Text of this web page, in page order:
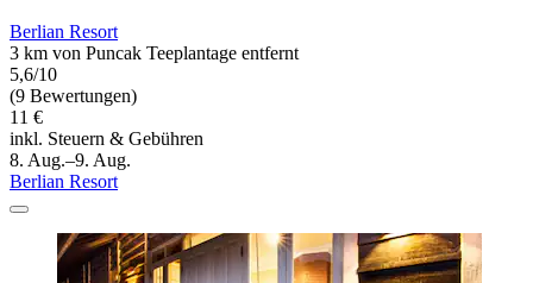
Berlian Resort
3 km von Puncak Teeplantage entfernt
5,6/10
(9 Bewertungen)
11 €
inkl. Steuern & Gebühren
8. Aug.–9. Aug.
Berlian Resort